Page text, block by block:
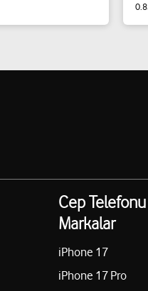
Cep
Markalar
iPhone 17
iPhone 17 Pro